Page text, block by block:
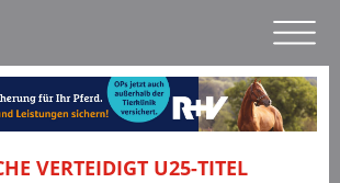
VERTEIDIGT U25-TITEL